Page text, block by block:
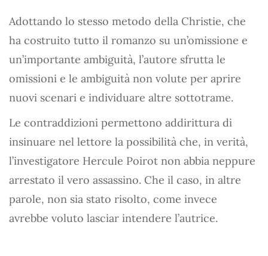
Adottando lo stesso metodo della Christie, che
ha costruito tutto il romanzo su un’omissione e
un’importante ambiguità, l’autore sfrutta le
omissioni e le ambiguità non volute per aprire
nuovi scenari e individuare altre sottotrame.
Le contraddizioni permettono addirittura di
insinuare nel lettore la possibilità che, in verità,
l’investigatore Hercule Poirot non abbia neppure
arrestato il vero assassino. Che il caso, in altre
parole, non sia stato risolto, come invece
avrebbe voluto lasciar intendere l’autrice.